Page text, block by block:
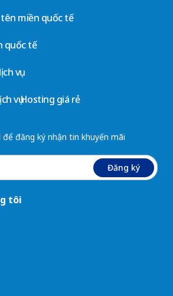
miền quốc tế
quốc tế
vụ
vụ Hosting giá rẻ
để đăng ký nhận tin khuyến mãi
Đăng ký
tôi